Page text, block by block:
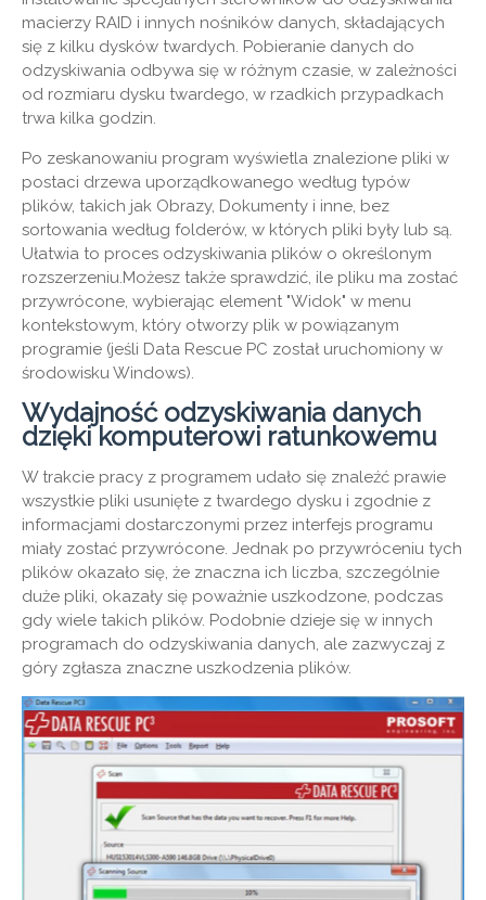
macierzy RAID i innych nośników danych, składających
się z kilku dysków twardych. Pobieranie danych do
odzyskiwania odbywa się w różnym czasie, w zależności
od rozmiaru dysku twardego, w rzadkich przypadkach
trwa kilka godzin.
Po zeskanowaniu program wyświetla znalezione pliki w
postaci drzewa uporządkowanego według typów
plików, takich jak Obrazy, Dokumenty i inne, bez
sortowania według folderów, w których pliki były lub są.
Ułatwia to proces odzyskiwania plików o określonym
rozszerzeniu.Możesz także sprawdzić, ile pliku ma zostać
przywrócone, wybierając element "Widok" w menu
kontekstowym, który otworzy plik w powiązanym
programie (jeśli Data Rescue PC został uruchomiony w
środowisku Windows).
Wydajność odzyskiwania danych
dzięki komputerowi ratunkowemu
W trakcie pracy z programem udało się znaleźć prawie
wszystkie pliki usunięte z twardego dysku i zgodnie z
informacjami dostarczonymi przez interfejs programu
miały zostać przywrócone. Jednak po przywróceniu tych
plików okazało się, że znaczna ich liczba, szczególnie
duże pliki, okazały się poważnie uszkodzone, podczas
gdy wiele takich plików. Podobnie dzieje się w innych
programach do odzyskiwania danych, ale zazwyczaj z
góry zgłasza znaczne uszkodzenia plików.